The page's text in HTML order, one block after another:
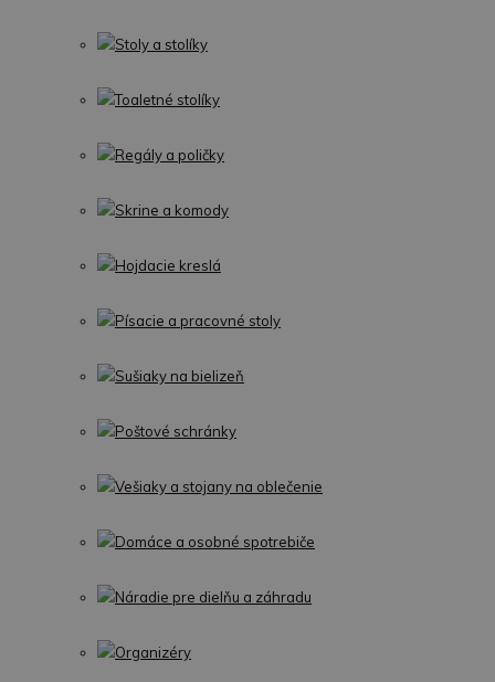
Stoly a stolíky
Toaletné stolíky
Regály a poličky
Skrine a komody
Hojdacie kreslá
Písacie a pracovné stoly
Sušiaky na bielizeň
Poštové schránky
Vešiaky a stojany na oblečenie
Domáce a osobné spotrebiče
Náradie pre dielňu a záhradu
Organizéry